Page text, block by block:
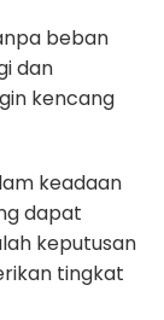
beban
dan
kencang
keadaan
dapat
keputusan
tingkat